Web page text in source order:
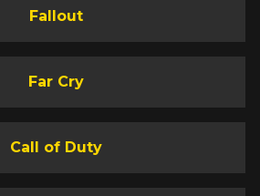
Fallout
Far Cry
Call of Duty